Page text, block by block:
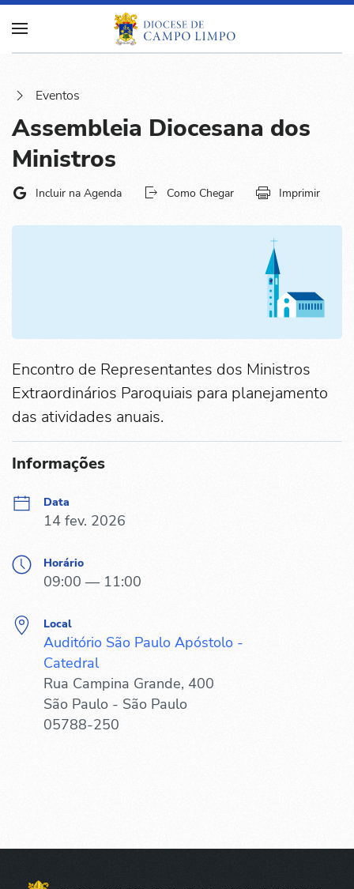
Eventos
Assembleia Diocesana dos
Ministros
Incluir na Agenda Como Chegar Imprimir
Encontro de Representantes dos Ministros
Extraordinários Paroquiais para planejamento
das atividades anuais.
Informações
Data
14 fev. 2026
Horário
09:00 — 11:00
Local
Auditório São Paulo Apóstolo -
Catedral
Rua Campina Grande, 400
São Paulo - São Paulo
05788-250